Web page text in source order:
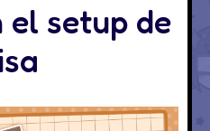
el setup de